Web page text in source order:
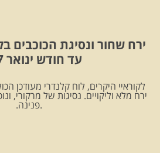
ירח שחור ונסיגת הכוכבים
עד חודש ינואר 2027
לקוראיי היקרים, לוח קלנדרי מעודכן
ירח מלא וליקויים. נסיגות של מרקורי,
.פנינה.